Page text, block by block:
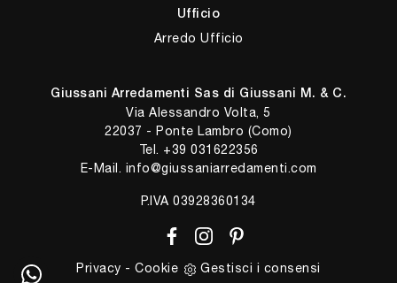
Ufficio
Arredo Ufficio
Giussani Arredamenti Sas di Giussani M. & C.
Via Alessandro Volta, 5
22037 - Ponte Lambro (Como)
Tel. +39 031622356
E-Mail. info@giussaniarredamenti.com
P.IVA 03928360134
Privacy -Cookie Gestisci i consensi